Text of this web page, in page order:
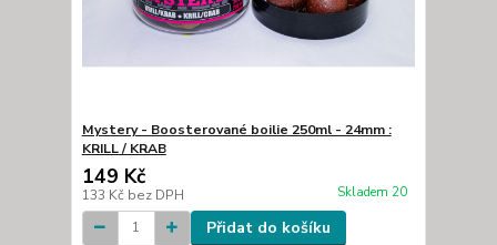
Mystery - Boosterované boilie 250ml - 24mm :
KRILL / KRAB
149 Kč
133 Kč bez DPH Skladem 20
Přidat do košíku